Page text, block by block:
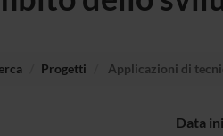
Progetti Applicazioni di
Data